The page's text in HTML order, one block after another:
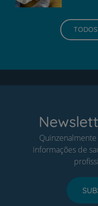
informações de